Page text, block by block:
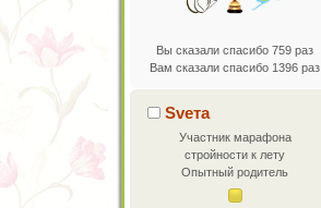
Вы сказали спасибо 759 раз
Вам сказали спасибо 1396 раз
Sveта
Участник марафона
стройности к лету
Опытный родитель